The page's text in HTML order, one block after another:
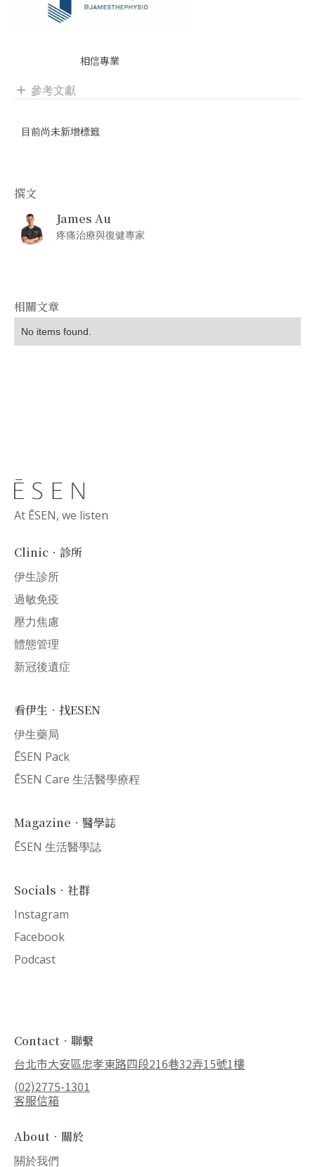
相信專業
add 參考文獻
目前尚未新增標籤
撰文
James Au
疼痛治療與復健專家
相關文章
No items found.
At ĒSEN, we listen
Clinic．診所
伊生診所
過敏免疫
壓力焦慮
體態管理
新冠後遺症
看伊生．找ESEN
伊生藥局
ĒSEN Pack
ĒSEN Care 生活醫學療程
Magazine．醫學誌
ĒSEN 生活醫學誌
Socials．社群
Instagram
Facebook
Podcast
Contact．聯繫
台北市大安區忠孝東路四段216巷32弄15號1樓
(02)2775-1301
客服信箱
About．關於
關於我們